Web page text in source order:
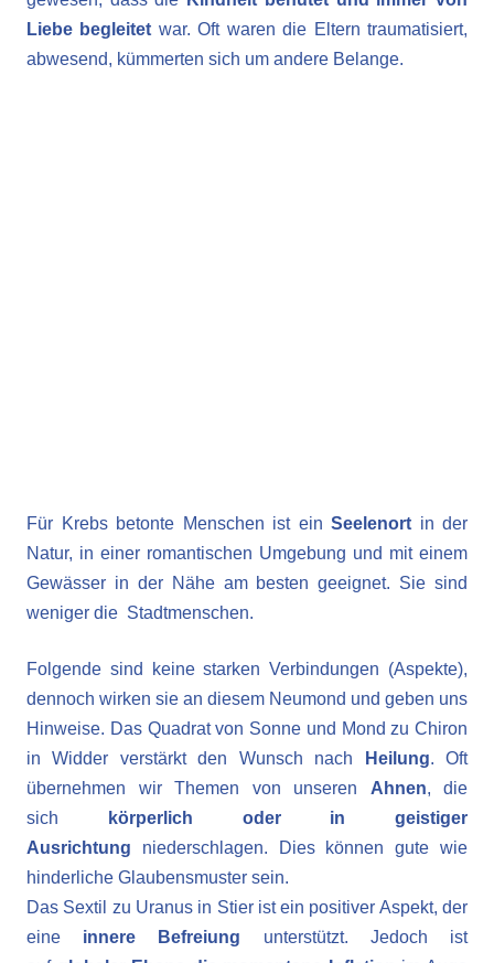
Liebe begleitet war. Oft waren die Eltern traumatisiert,
abwesend, kümmerten sich um andere Belange.
Für Krebs betonte Menschen ist ein Seelenort in der
Natur, in einer romantischen Umgebung und mit einem
Gewässer in der Nähe am besten geeignet. Sie sind
weniger die Stadtmenschen.
Folgende sind keine starken Verbindungen (Aspekte),
dennoch wirken sie an diesem Neumond und geben uns
Hinweise. Das Quadrat von Sonne und Mond zu Chiron
in Widder verstärkt den Wunsch nach
Heilung. Oft
übernehmen wir Themen von unseren Ahnen, die
sich
körperlich oder in geistiger
Ausrichtung niederschlagen. Dies können gute wie
hinderliche Glaubensmuster sein.
Das Sextil zu Uranus in Stier ist ein positiver Aspekt, der
eine innere Befreiung unterstützt. Jedoch ist